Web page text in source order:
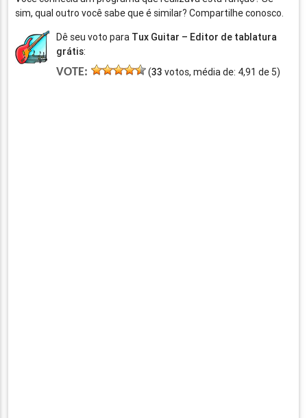
sim, qual outro você sabe que é similar? Compartilhe conosco.
Dê seu voto para Tux Guitar – Editor de tablatura
grátis:
VOTE: (33 votos, média de: 4,91 de 5)